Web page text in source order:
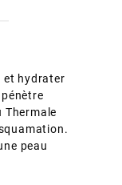
et hydrater
Thermale
peau